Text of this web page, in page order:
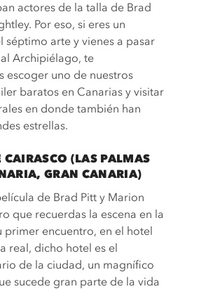
actores de la talla de Brad
Por eso, si eres un
séptimo arte y vienes a pasar
Archipiélago, te
escoger uno de nuestros
baratos en Canarias y visitar
en donde también han
estrellas.
(LAS PALMAS
GRAN CANARIA)
de Brad Pitt y Marion
que recuerdas la escena en la
primer encuentro, en el hotel
real, dicho hotel es el
de la ciudad, un magnífico
sucede gran parte de la vida